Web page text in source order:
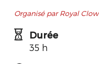
Organisé par Royal
Durée
35 h